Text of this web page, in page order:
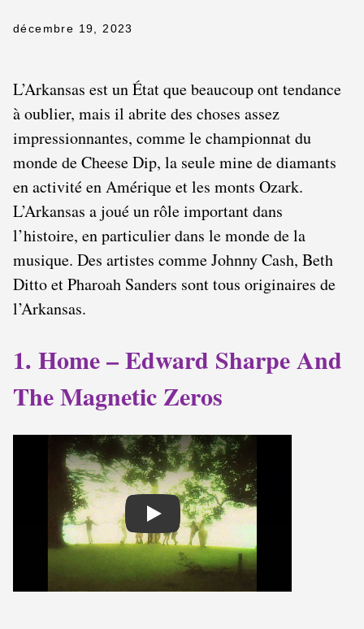
décembre 19, 2023
L’Arkansas est un État que beaucoup ont tendance
à oublier, mais il abrite des choses assez
impressionnantes, comme le championnat du
monde de Cheese Dip, la seule mine de diamants
en activité en Amérique et les monts Ozark.
L’Arkansas a joué un rôle important dans
l’histoire, en particulier dans le monde de la
musique. Des artistes comme Johnny Cash, Beth
Ditto et Pharoah Sanders sont tous originaires de
l’Arkansas.
1. Home – Edward Sharpe And
The Magnetic Zeros
Play